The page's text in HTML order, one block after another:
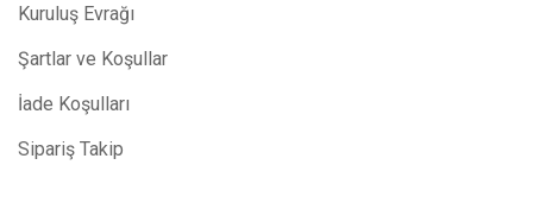
Kuruluş Evrağı
Şartlar ve Koşullar
İade Koşulları
Sipariş Takip